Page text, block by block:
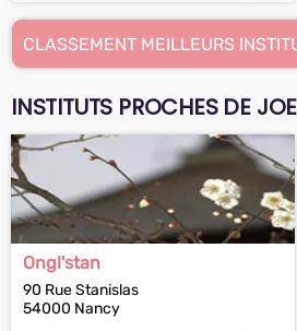
CLASSEMENT MEILLEURS
INSTITUTS PROCHES DE
Ongl'stan
90 Rue Stanislas
54000 Nancy